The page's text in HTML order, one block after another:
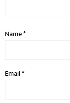
Name*
Email*